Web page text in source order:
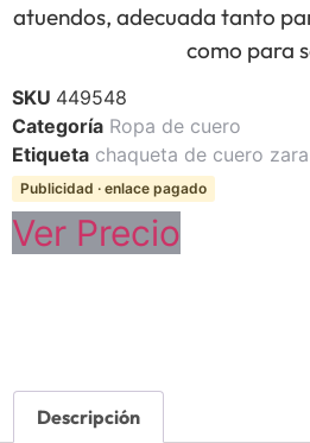
atuendos, adecuada tanto
como para
SKU 449548
Categoría Ropa de cuero
Etiqueta chaqueta de cuero zara
Publicidad · enlace pagado
Ver Precio
Descripción